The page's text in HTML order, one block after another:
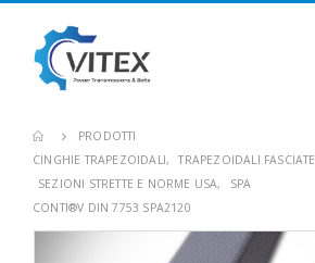
PRODOTTI
CINGHIE TRAPEZOIDALI, TRAPEZOIDALI FASCIATE
SEZIONI STRETTE E NORME USA,
SPA
CONTI®V DIN 7753 SPA2120